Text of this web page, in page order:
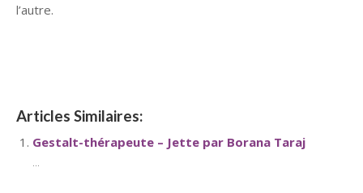
l’autre.
Articles Similaires:
Gestalt-thérapeute – Jette par Borana Taraj
...